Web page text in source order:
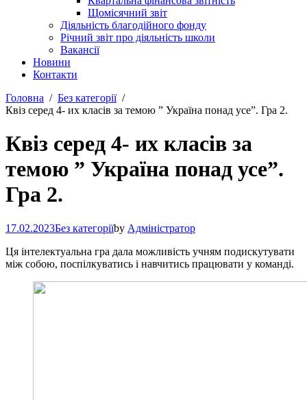
Щомісячний звіт
Діяльність благодійного фонду
Річний звіт про діяльність школи
Вакансії
Новини
Контакти
Головна
Без категорії
Квіз серед 4- их класів за темою ” Україна понад усе”. Гра 2.
Квіз серед 4- их класів за
темою ” Україна понад усе”.
Гра 2.
17.02.2023Без категоріїby Адміністратор
Ця інтелектуальна гра дала можливість учням подискутувати
між собою, поспілкуватись і навчитись працювати у команді.